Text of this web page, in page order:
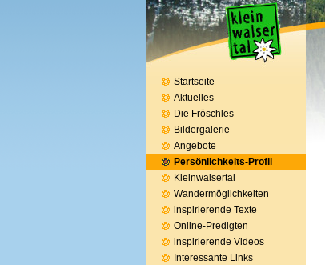
Startseite
Aktuelles
Die Fröschles
Bildergalerie
Angebote
Persönlichkeits-Profil
Kleinwalsertal
Wandermöglichkeiten
inspirierende Texte
Online-Predigten
inspirierende Videos
Interessante Links